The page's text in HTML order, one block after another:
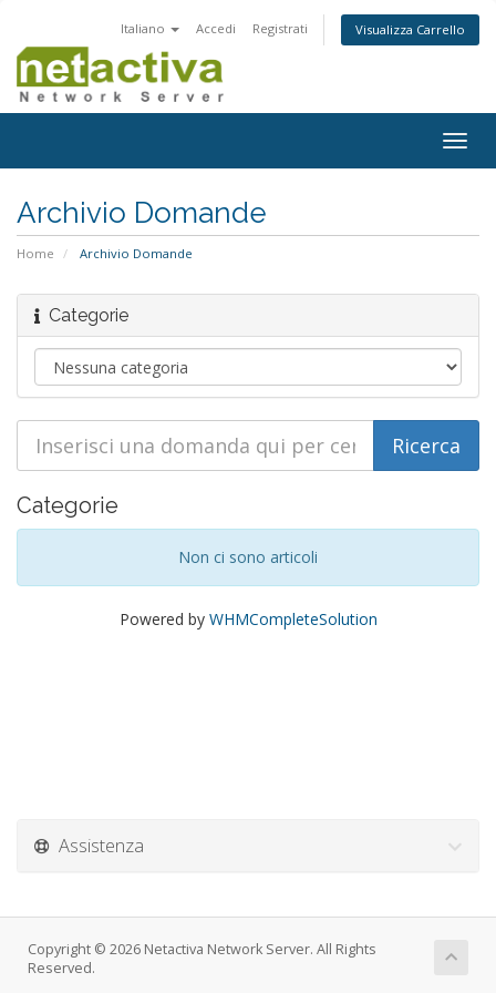
Italiano Accedi Registrati Visualizza Carrello
Archivio Domande
Home Archivio Domande
Categorie
Categorie
Non ci sono articoli
Powered by WHMCompleteSolution
Assistenza
Copyright © 2026 Netactiva Network Server. All Rights
Reserved.